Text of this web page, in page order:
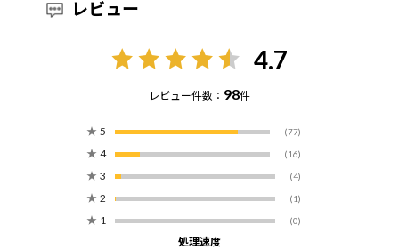
レビュー
4.7
レビュー件数： 98件
★ 5 (77)
★ 4 (16)
★ 3 (4)
★ 2 (1)
★ 1 (0)
処理速度